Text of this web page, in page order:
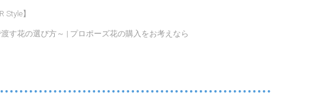
】
す花の選び方～ | プロポーズ花の購入をお考えなら